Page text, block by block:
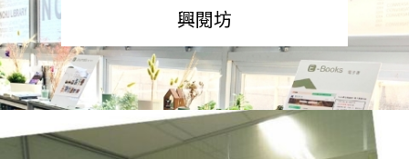
興閱坊